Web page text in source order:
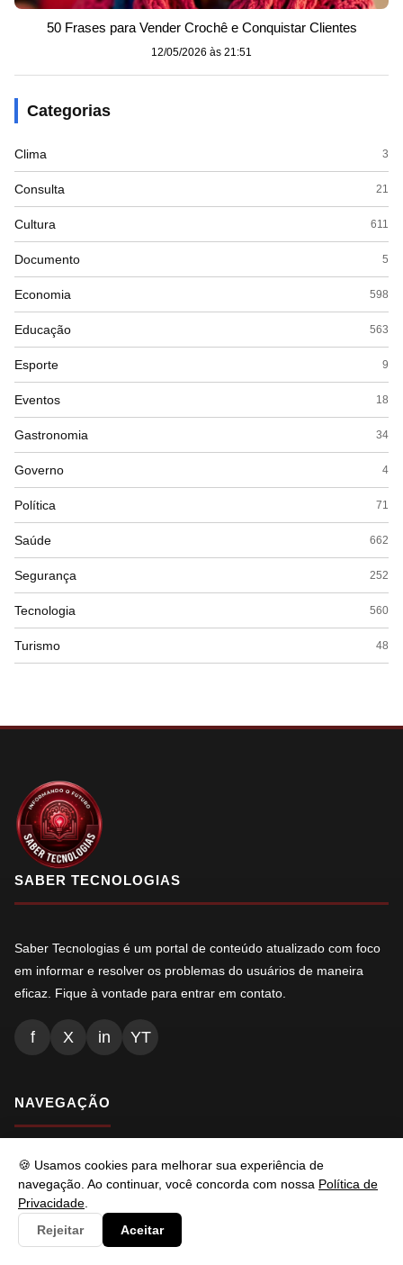
🍪 Usamos cookies para melhorar sua experiência de
navegação. Ao continuar, você concorda com nossa Política de
Privacidade
Rejeitar
Aceitar
50 Frases para Vender Crochê e Conquistar Clientes
12/05/2026 às 21:51
Categorias
Clima 3
Consulta 21
Cultura 611
Documento 5
Economia 598
Educação 563
Esporte 9
Eventos 18
Gastronomia 34
Governo 4
Política 71
Saúde 662
Segurança 252
Tecnologia 560
Turismo 48
SABER TECNOLOGIAS
Saber Tecnologias é um portal de conteúdo atualizado com foco
em informar e resolver os problemas do usuários de maneira
eficaz. Fique à vontade para entrar em contato.
f X in YT
NAVEGAÇÃO
Inicio
Conteúdos
Busca